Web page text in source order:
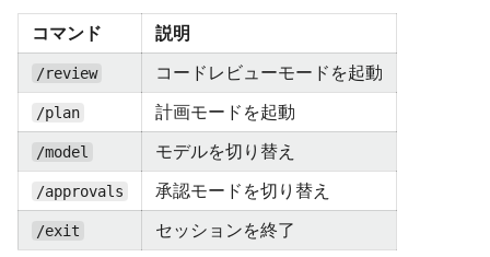
コマンド 説明
/review コードレビューモードを起動
/plan 計画モードを起動
/model モデルを切り替え
/approvals 承認モードを切り替え
/exit セッションを終了